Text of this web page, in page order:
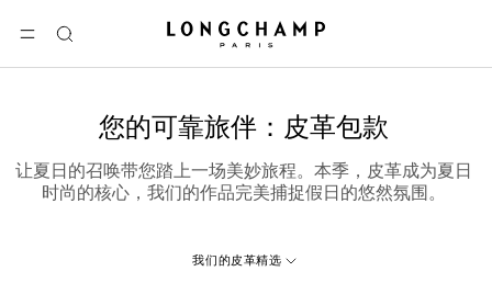
选单
搜
索
Longchamp - 主页
您的可靠旅伴：皮革包款
让夏日的召唤带您踏上一场美妙旅程。本季，皮革成为夏日
时尚的核心，我们的作品完美捕捉假日的悠然氛围。
我们的皮革精选